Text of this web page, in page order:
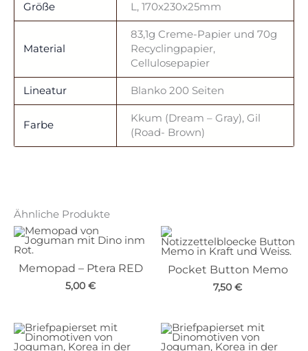
Größe L, 170x230x25mm
Material
83,1g Creme-Papier und 70g
Recyclingpapier,
Cellulosepapier
Lineatur Blanko 200 Seiten
Farbe
Kkum (Dream – Gray), Gil
(Road- Brown)
Ähnliche Produkte
Memopad – Ptera RED
5,00 €
Pocket Button Memo
7,50 €